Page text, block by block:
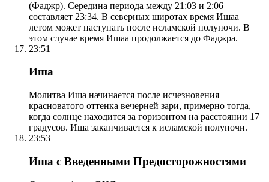
(Фаджр). Середина периода между 21:03 и 2:06
составляет 23:34. В северных широтах время Ишаа
летом может наступать после исламской полуночи. В
этом случае время Ишаа продолжается до Фаджра.
23:51
Иша
Молитва Иша начинается после исчезновения
красноватого оттенка вечерней зари, примерно тогда,
когда солнце находится за горизонтом на расстоянии 17
градусов. Иша заканчивается к исламской полуночи.
23:53
Иша с Введенными Предосторожностями